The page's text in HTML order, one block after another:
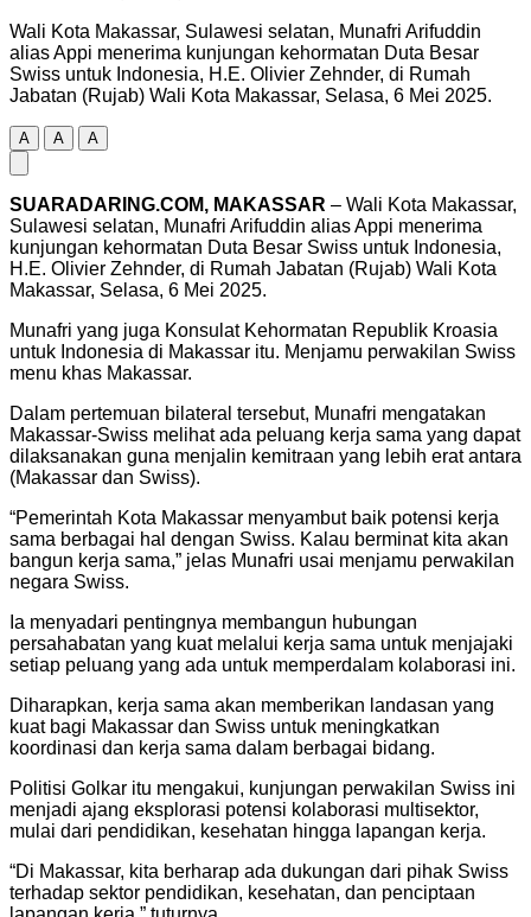
Wali Kota Makassar, Sulawesi selatan, Munafri Arifuddin
alias Appi menerima kunjungan kehormatan Duta Besar
Swiss untuk Indonesia, H.E. Olivier Zehnder, di Rumah
Jabatan (Rujab) Wali Kota Makassar, Selasa, 6 Mei 2025.
A A A
SUARADARING.COM, MAKASSAR – Wali Kota Makassar,
Sulawesi selatan, Munafri Arifuddin alias Appi menerima
kunjungan kehormatan Duta Besar Swiss untuk Indonesia,
H.E. Olivier Zehnder, di Rumah Jabatan (Rujab) Wali Kota
Makassar, Selasa, 6 Mei 2025.
Munafri yang juga Konsulat Kehormatan Republik Kroasia
untuk Indonesia di Makassar itu. Menjamu perwakilan Swiss
menu khas Makassar.
Dalam pertemuan bilateral tersebut, Munafri mengatakan
Makassar-Swiss melihat ada peluang kerja sama yang dapat
dilaksanakan guna menjalin kemitraan yang lebih erat antara
(Makassar dan Swiss).
“Pemerintah Kota Makassar menyambut baik potensi kerja
sama berbagai hal dengan Swiss. Kalau berminat kita akan
bangun kerja sama,” jelas Munafri usai menjamu perwakilan
negara Swiss.
Ia menyadari pentingnya membangun hubungan
persahabatan yang kuat melalui kerja sama untuk menjajaki
setiap peluang yang ada untuk memperdalam kolaborasi ini.
Diharapkan, kerja sama akan memberikan landasan yang
kuat bagi Makassar dan Swiss untuk meningkatkan
koordinasi dan kerja sama dalam berbagai bidang.
Politisi Golkar itu mengakui, kunjungan perwakilan Swiss ini
menjadi ajang eksplorasi potensi kolaborasi multisektor,
mulai dari pendidikan, kesehatan hingga lapangan kerja.
“Di Makassar, kita berharap ada dukungan dari pihak Swiss
terhadap sektor pendidikan, kesehatan, dan penciptaan